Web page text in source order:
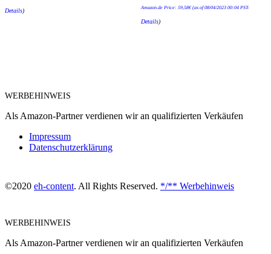
Details)
Amazon.de Price: 59,58€(as of 08/04/2023 00:04 PST-
Details)
WERBEHINWEIS
Als Amazon-Partner verdienen wir an qualifizierten Verkäufen
Impressum
Datenschutzerklärung
©2020 eh-content. All Rights Reserved. */** Werbehinweis
WERBEHINWEIS
Als Amazon-Partner verdienen wir an qualifizierten Verkäufen